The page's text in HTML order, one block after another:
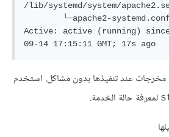
/lib/systemd/system/
Active: active (running) since
مخرجات عند تنفيذها بدون مشاكل. استخدم
لمعرفة حالة الخدمة.